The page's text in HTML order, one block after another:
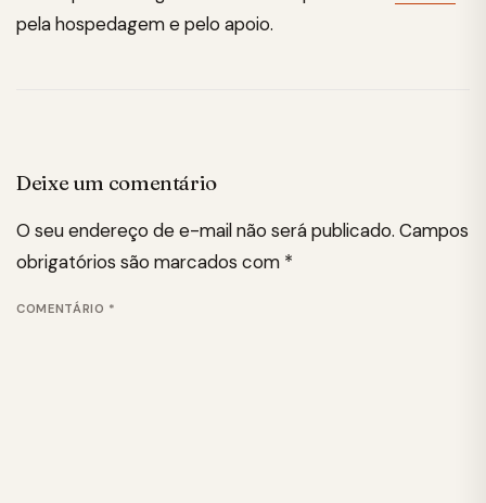
pela hospedagem e pelo apoio.
Deixe um comentário
O seu endereço de e-mail não será publicado. Campos
obrigatórios são marcados com *
COMENTÁRIO *